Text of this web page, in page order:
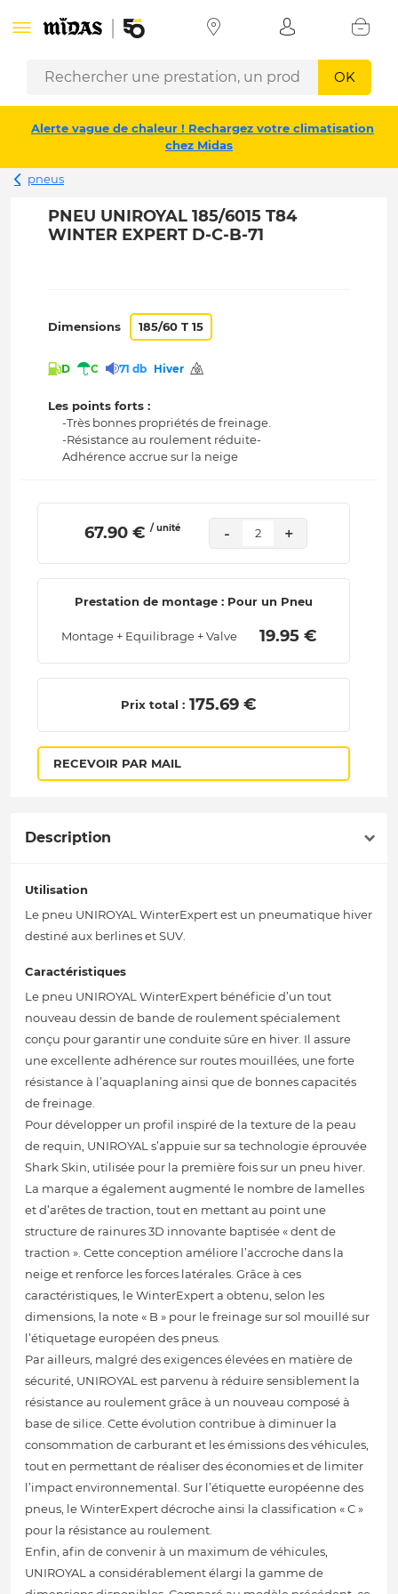
OK
Alerte vague de chaleur ! Rechargez votre climatisation
chez Midas
pneus
PNEU UNIROYAL 185/6015 T84
WINTER EXPERT D-C-B-71
Dimensions 185/60 T 15
D C 71 db Hiver
Les points forts :
-Très bonnes propriétés de freinage.
-Résistance au roulement réduite-
Adhérence accrue sur la neige
67.90 € / unité - 2 +
Prestation de montage : Pour un Pneu
Montage + Equilibrage + Valve 19.95 €
Prix total : 175.69 €
RECEVOIR PAR MAIL
Description
Utilisation
Le pneu UNIROYAL WinterExpert est un pneumatique hiver
destiné aux berlines et SUV.
Caractéristiques
Le pneu UNIROYAL WinterExpert bénéficie d’un tout
nouveau dessin de bande de roulement spécialement
conçu pour garantir une conduite sûre en hiver. Il assure
une excellente adhérence sur routes mouillées, une forte
résistance à l’aquaplaning ainsi que de bonnes capacités
de freinage.
Pour développer un profil inspiré de la texture de la peau
de requin, UNIROYAL s’appuie sur sa technologie éprouvée
Shark Skin, utilisée pour la première fois sur un pneu hiver.
La marque a également augmenté le nombre de lamelles
et d’arêtes de traction, tout en mettant au point une
structure de rainures 3D innovante baptisée « dent de
traction ». Cette conception améliore l’accroche dans la
neige et renforce les forces latérales. Grâce à ces
caractéristiques, le WinterExpert a obtenu, selon les
dimensions, la note « B » pour le freinage sur sol mouillé sur
l’étiquetage européen des pneus.
Par ailleurs, malgré des exigences élevées en matière de
sécurité, UNIROYAL est parvenu à réduire sensiblement la
résistance au roulement grâce à un nouveau composé à
base de silice. Cette évolution contribue à diminuer la
consommation de carburant et les émissions des véhicules,
tout en permettant de réaliser des économies et de limiter
l’impact environnemental. Sur l’étiquette européenne des
pneus, le WinterExpert décroche ainsi la classification « C »
pour la résistance au roulement.
Enfin, afin de convenir à un maximum de véhicules,
UNIROYAL a considérablement élargi la gamme de